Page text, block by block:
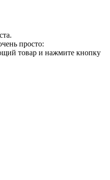
просто:
товар и нажмите кнопку